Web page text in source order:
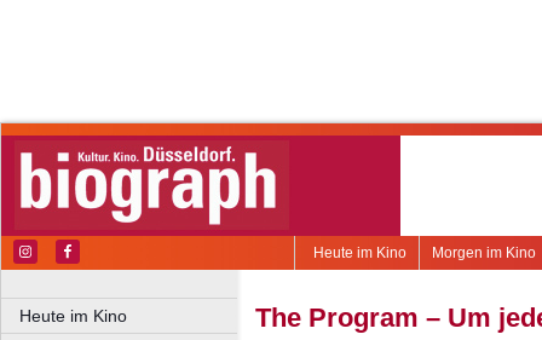
Morgen im Kino
Heute im Kino
Heute im Kino
The Program – Um